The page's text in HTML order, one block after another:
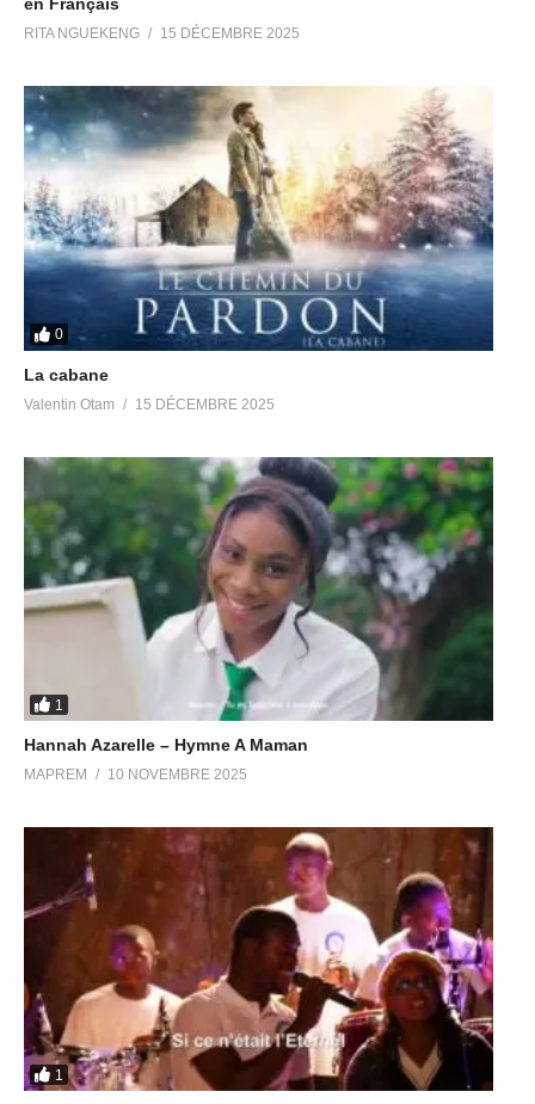
en Français
RITA NGUEKENG 15 DÉCEMBRE 2025
0
La cabane
Valentin Otam 15 DÉCEMBRE 2025
1
Hannah Azarelle – Hymne A Maman
MAPREM 10 NOVEMBRE 2025
1